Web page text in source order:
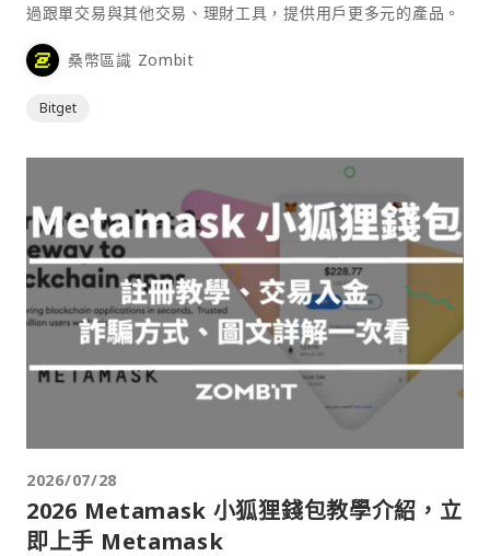
過跟單交易與其他交易、理財工具，提供用戶更多元的產品。
桑幣區識 Zombit
Bitget
2026/07/28
2026 Metamask 小狐狸錢包教學介紹，立
即上手 Metamask